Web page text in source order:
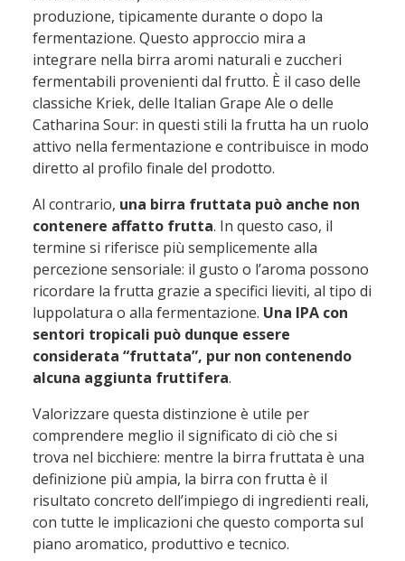
produzione, tipicamente durante o dopo la
fermentazione. Questo approccio mira a
integrare nella birra aromi naturali e zuccheri
fermentabili provenienti dal frutto. È il caso delle
classiche Kriek, delle Italian Grape Ale o delle
Catharina Sour: in questi stili la frutta ha un ruolo
attivo nella fermentazione e contribuisce in modo
diretto al profilo finale del prodotto.
Al contrario, una birra fruttata può anche non
contenere affatto frutta. In questo caso, il
termine si riferisce più semplicemente alla
percezione sensoriale: il gusto o l’aroma possono
ricordare la frutta grazie a specifici lieviti, al tipo di
luppolatura o alla fermentazione. Una IPA con
sentori tropicali può dunque essere
considerata “fruttata”, pur non contenendo
alcuna aggiunta fruttifera.
Valorizzare questa distinzione è utile per
comprendere meglio il significato di ciò che si
trova nel bicchiere: mentre la birra fruttata è una
definizione più ampia, la birra con frutta è il
risultato concreto dell’impiego di ingredienti reali,
con tutte le implicazioni che questo comporta sul
piano aromatico, produttivo e tecnico.